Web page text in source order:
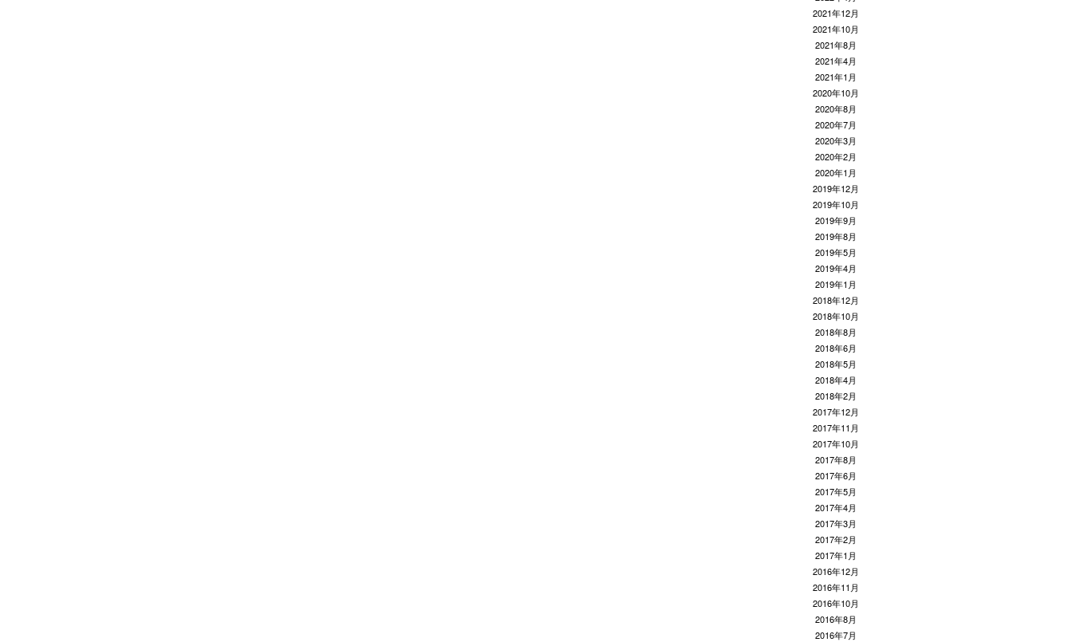
2021年12月
2021年10月
2021年8月
2021年4月
2021年1月
2020年10月
2020年8月
2020年7月
2020年3月
2020年2月
2020年1月
2019年12月
2019年10月
2019年9月
2019年8月
2019年5月
2019年4月
2019年1月
2018年12月
2018年10月
2018年8月
2018年6月
2018年5月
2018年4月
2018年2月
2017年12月
2017年11月
2017年10月
2017年8月
2017年6月
2017年5月
2017年4月
2017年3月
2017年2月
2017年1月
2016年12月
2016年11月
2016年10月
2016年8月
2016年7月